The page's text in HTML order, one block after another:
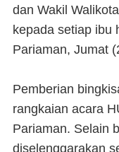
dan Wakil
kepada setiap ibu
Pariaman, Jumat
Pemberian
rangkaian acara
Pariaman. Selain
diselenggarakan